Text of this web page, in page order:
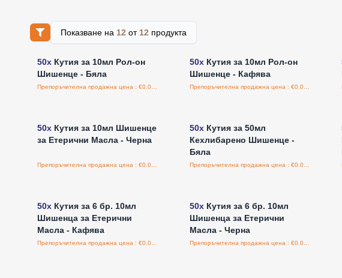
Показване на 12 от 12 продукта
Влезте за цени на едро
50x Кутия за 10мл Рол-он
Шишенце - Бяла
50xКутия за 10мл Рол-он
Шишенце - Кафява
Препоръчителна продажна цена : €0.00/бройка
50x Кутия за 10мл Шишенце
за Етерични Масла - Черна
50xКутия за 50мл
Кехлибарено Шишенце -
Бяла
Препоръчителна продажна цена : €0.00/бройка
50x Кутия за 6 бр. 10мл
Шишенца за Етерични
Масла - Кафява
50xКутия за 6 бр. 10мл
Шишенца за Етерични
Масла - Черна
Препоръчителна продажна цена : €0.00/бройка